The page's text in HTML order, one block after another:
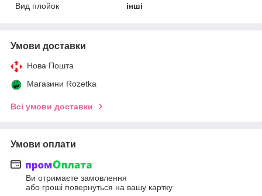
Вид плойок
інші
Умови доставки
Нова Пошта
Магазини Rozetka
Всі умови доставки
Умови оплати
Ви отримаєте замовлення
або гроші повернуться на вашу картку